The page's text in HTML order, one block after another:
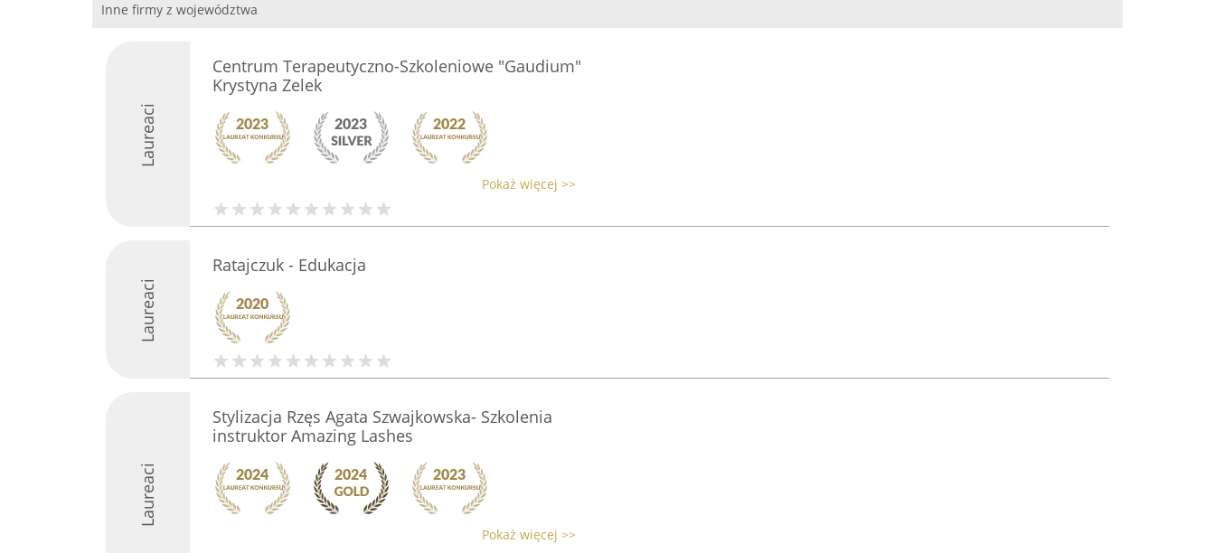
Inne firmy z województwa
Laureaci
Centrum Terapeutyczno-Szkoleniowe "Gaudium"
Krystyna Zelek
Pokaż więcej >>
Laureaci
Ratajczuk - Edukacja
Laureaci
Stylizacja Rzęs Agata Szwajkowska- Szkolenia
instruktor Amazing Lashes
Pokaż więcej >>